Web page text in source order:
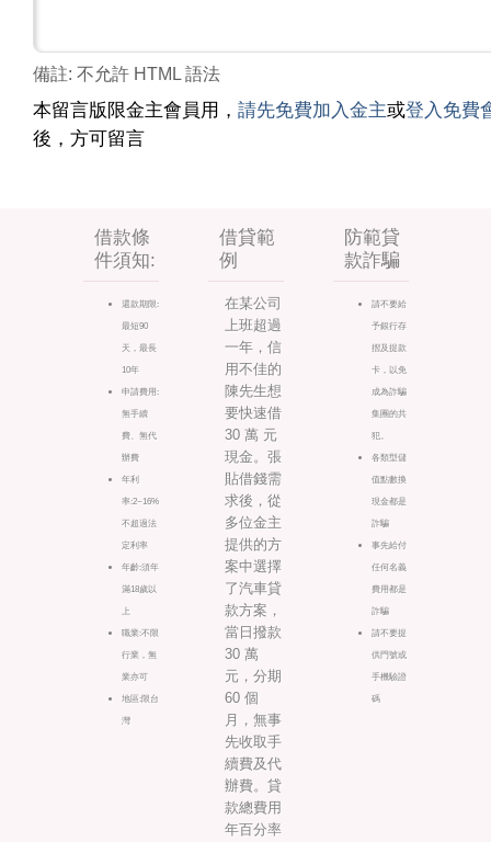
備註: 不允許 HTML 語法
本留言版限金主會員用， 請先免費加入金主或登入免費
後，方可留言
借款條
件須知:
還款期限:
最短90
天，最長
10年
申請費用:
無手續
費、無代
辦費
年利
率:2~16%
不超過法
定利率
年齡:須年
滿18歲以
上
職業:不限
行業，無
業亦可
地區:限台
灣
借貸範
例
在某公司
上班超過
一年，信
用不佳的
陳先生想
要快速借
30 萬 元
現金。張
貼借錢需
求後，從
多位金主
提供的方
案中選擇
了汽車貸
款方案，
當日撥款
30 萬
元，分期
60 個
月，無事
先收取手
續費及代
辦費。貸
款總費用
年百分率
防範貸
款詐騙
請不要給
予銀行存
摺及提款
卡，以免
成為詐騙
集團的共
犯。
各類型儲
值點數換
現金都是
詐騙
事先給付
任何名義
費用都是
詐騙
請不要提
供門號或
手機驗證
碼